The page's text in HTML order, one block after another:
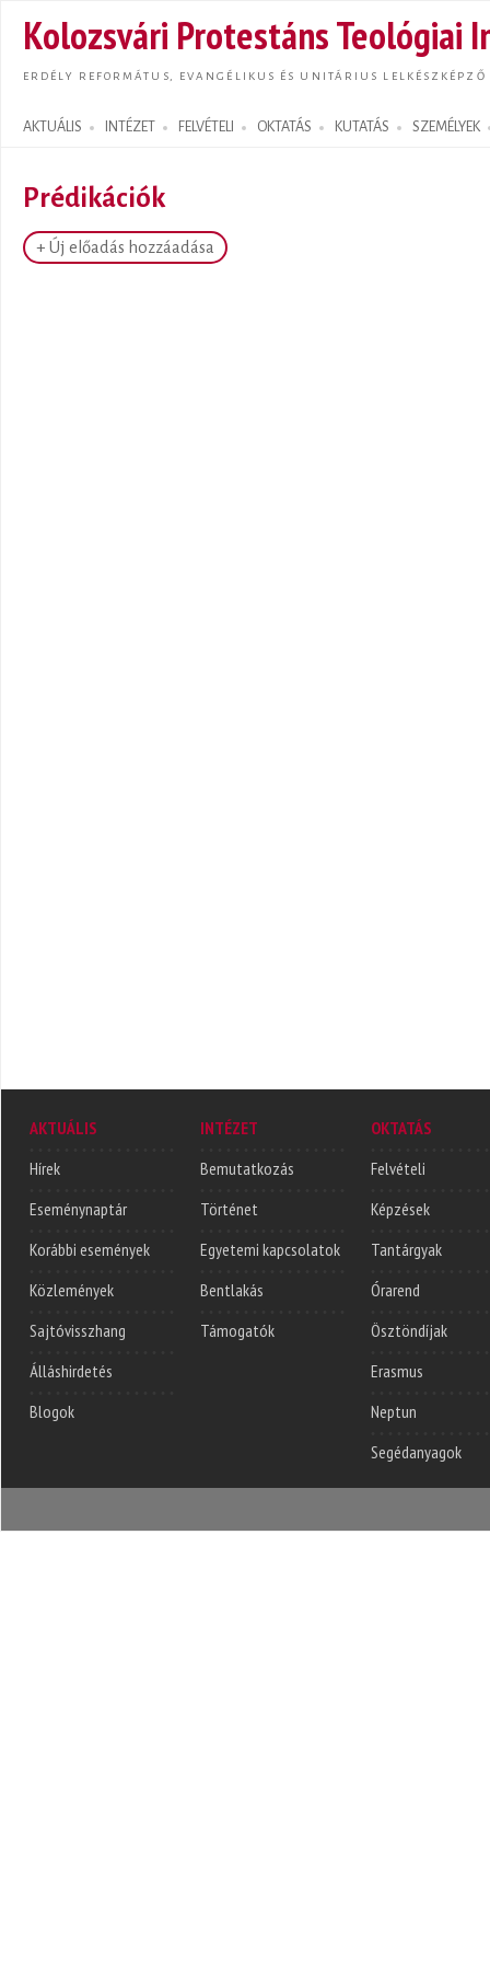
Kolozsvári Protestáns Teológiai
ERDÉLY REFORMÁTUS, EVANGÉLIKUS ÉS UNITÁRIUS LELKÉSZKÉPZŐ
AKTUÁLIS INTÉZET FELVÉTELI OKTATÁS KUTATÁS SZEMÉLYEK
Search form
Prédikációk
+ Új előadás hozzáadása
AKTUÁLIS
Hírek
Eseménynaptár
Korábbi események
Közlemények
Sajtóvisszhang
Álláshirdetés
Blogok
INTÉZET
Bemutatkozás
Történet
Egyetemi kapcsolatok
Bentlakás
Támogatók
OKTATÁS
Felvételi
Képzések
Tantárgyak
Órarend
Ösztöndíjak
Erasmus
Neptun
Segédanyagok